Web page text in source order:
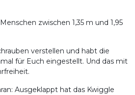
zwischen 1,35 m und 1,95
verstellen und habt die
für Euch eingestellt. Und das mit
Ausgeklappt hat das Kwiggle